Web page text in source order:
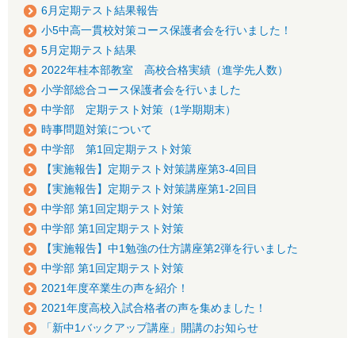
6月定期テスト結果報告
小5中高一貫校対策コース保護者会を行いました！
5月定期テスト結果
2022年桂本部教室 高校合格実績（進学先人数）
小学部総合コース保護者会を行いました
中学部 定期テスト対策（1学期期末）
時事問題対策について
中学部 第1回定期テスト対策
【実施報告】定期テスト対策講座第3-4回目
【実施報告】定期テスト対策講座第1-2回目
中学部 第1回定期テスト対策
中学部 第1回定期テスト対策
【実施報告】中1勉強の仕方講座第2弾を行いました
中学部 第1回定期テスト対策
2021年度卒業生の声を紹介！
2021年度高校入試合格者の声を集めました！
「新中1バックアップ講座」開講のお知らせ